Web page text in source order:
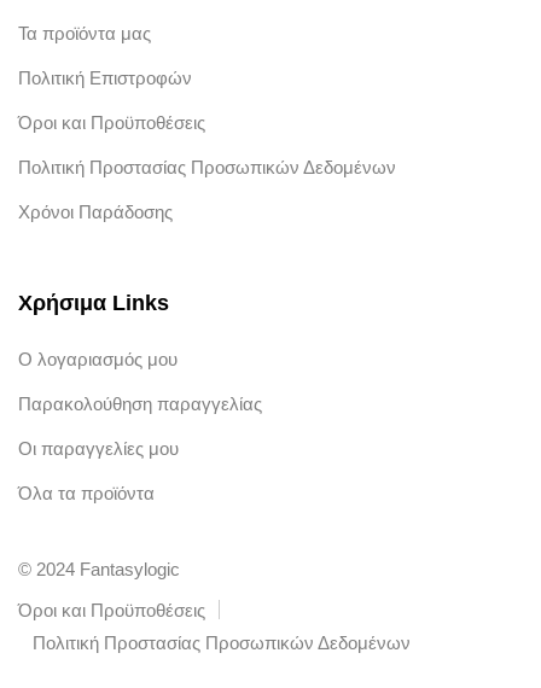
Τα προϊόντα μας
Πολιτική Επιστροφών
Όροι και Προϋποθέσεις
Πολιτική Προστασίας Προσωπικών Δεδομένων
Χρόνοι Παράδοσης
Χρήσιμα Links
Ο λογαριασμός μου
Παρακολούθηση παραγγελίας
Οι παραγγελίες μου
Όλα τα προϊόντα
© 2024 Fantasylogic
Όροι και Προϋποθέσεις
Πολιτική Προστασίας Προσωπικών Δεδομένων